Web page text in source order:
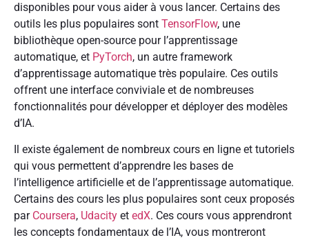
disponibles pour vous aider à vous lancer. Certains des
outils les plus populaires sont TensorFlow, une
bibliothèque open-source pour l’apprentissage
automatique, et PyTorch, un autre framework
d’apprentissage automatique très populaire. Ces outils
offrent une interface conviviale et de nombreuses
fonctionnalités pour développer et déployer des modèles
d’IA.
Il existe également de nombreux cours en ligne et tutoriels
qui vous permettent d’apprendre les bases de
l’intelligence artificielle et de l’apprentissage automatique.
Certains des cours les plus populaires sont ceux proposés
par Coursera, Udacity et edX. Ces cours vous apprendront
les concepts fondamentaux de l’IA, vous montreront